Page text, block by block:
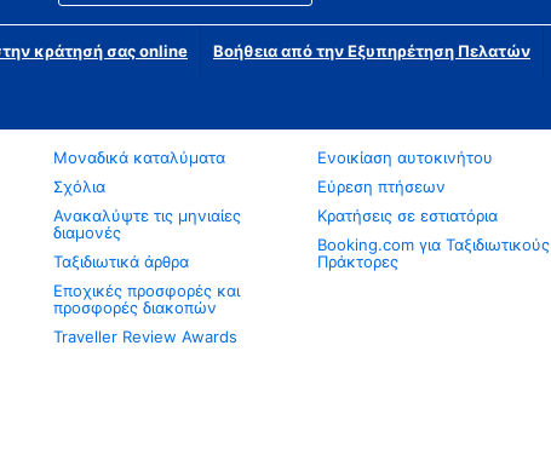
κράτησή σας online Βοήθεια από την Εξυπηρέτηση Πελατών
Μοναδικά καταλύματα
Σχόλια
Ανακαλύψτε τις μηνιαίες
διαμονές
Ταξιδιωτικά άρθρα
Εποχικές προσφορές και
προσφορές διακοπών
Traveller Review Awards
Ενοικίαση αυτοκινήτου
Εύρεση πτήσεων
Κρατήσεις σε εστιατόρια
Booking.com για Ταξιδιωτικούς
Πράκτορες